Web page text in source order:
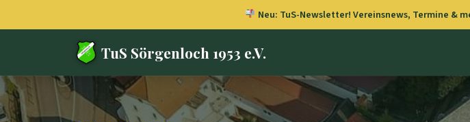
Neu: TuS-Newsletter! Vereinsnews, Termine &
TuS Sörgenloch 1953 e.V.